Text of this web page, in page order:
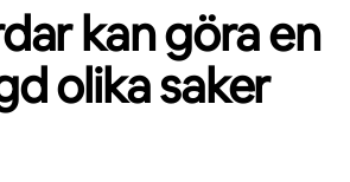
kan göra en
olika saker